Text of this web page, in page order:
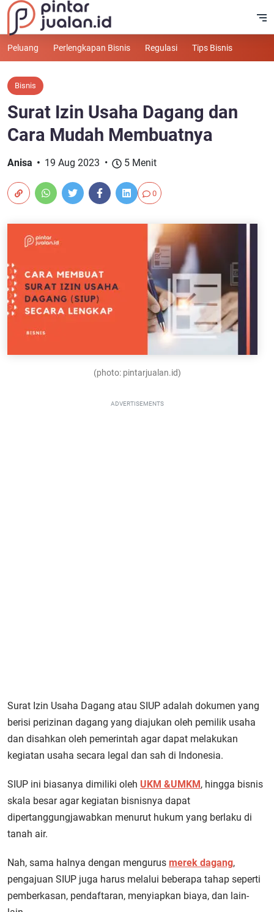
Peluang Perlengkapan Bisnis Regulasi Tips Bisnis
Bisnis
Surat Izin Usaha Dagang dan
Cara Mudah Membuatnya
Anisa 19 Aug 2023 5 Menit
0
(photo: pintarjualan.id)
ADVERTISEMENTS
Surat Izin Usaha Dagang atau SIUP adalah dokumen yang
berisi perizinan dagang yang diajukan oleh pemilik usaha
dan disahkan oleh pemerintah agar dapat melakukan
kegiatan usaha secara legal dan sah di Indonesia.
SIUP ini biasanya dimiliki oleh UKM &UMKM, hingga bisnis
skala besar agar kegiatan bisnisnya dapat
dipertanggungjawabkan menurut hukum yang berlaku di
tanah air.
Nah, sama halnya dengan mengurus merek dagang,
pengajuan SIUP juga harus melalui beberapa tahap seperti
pemberkasan, pendaftaran, menyiapkan biaya, dan lain-